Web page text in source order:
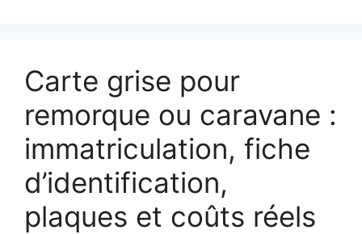
Carte grise pour
remorque ou caravane :
immatriculation, fiche
d’identification,
plaques et coûts réels